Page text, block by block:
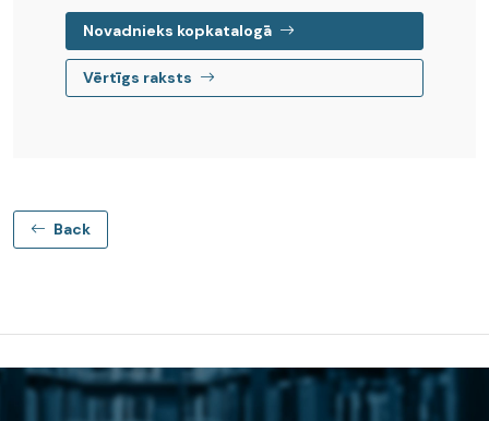
Novadnieks kopkatalogā
Vērtīgs raksts
Back